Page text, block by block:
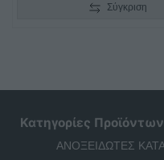
Σύγκριση
Κατηγορίες Προϊόντων
ΑΝΟΞΕΙΔΩΤΕΣ